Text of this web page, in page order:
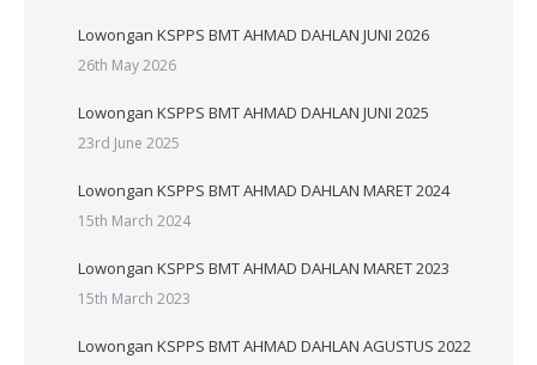
Lowongan KSPPS BMT AHMAD DAHLAN JUNI 2026
26th May 2026
Lowongan KSPPS BMT AHMAD DAHLAN JUNI 2025
23rd June 2025
Lowongan KSPPS BMT AHMAD DAHLAN MARET 2024
15th March 2024
Lowongan KSPPS BMT AHMAD DAHLAN MARET 2023
15th March 2023
Lowongan KSPPS BMT AHMAD DAHLAN AGUSTUS 2022